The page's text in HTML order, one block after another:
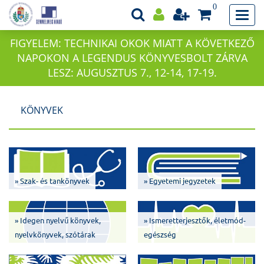
0
FIGYELEM: TECHNIKAI OKOK MIATT A KÖVETKEZŐ
NAPOKON A LEGENDUS KÖNYVESBOLT ZÁRVA
LESZ: AUGUSZTUS 7., 12-14, 17-19.
KÖNYVEK
» Szak- és tankönyvek » Egyetemi jegyzetek
» Idegen nyelvű könyvek,
nyelvkönyvek, szótárak
» Ismeretterjesztők, életmód-
egészség